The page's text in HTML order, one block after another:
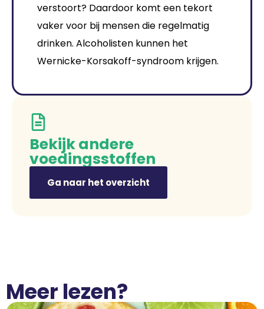
verstoort? Daardoor komt een tekort
vaker voor bij mensen die regelmatig
drinken. Alcoholisten kunnen het
Wernicke-Korsakoff-syndroom krijgen.
Bekijk andere
voedingsstoffen
Ga naar het overzicht
Meer lezen?